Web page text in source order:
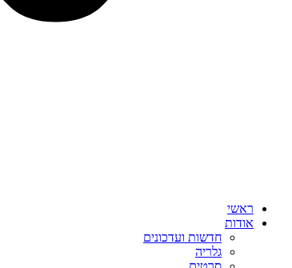
ראשי
אודות
חדשות ועדכונים
גלריה